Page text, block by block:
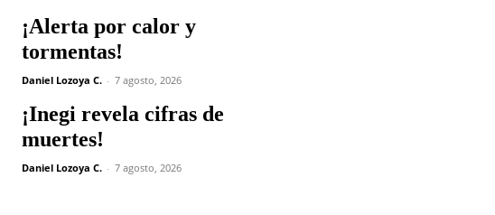
¡Alerta por calor y
tormentas!
Daniel Lozoya C. - 7 agosto, 2026
¡Inegi revela cifras de
muertes!
Daniel Lozoya C. - 7 agosto, 2026